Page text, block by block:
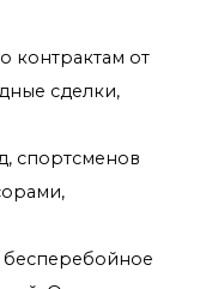
контрактам от
сделки,
спортсменов